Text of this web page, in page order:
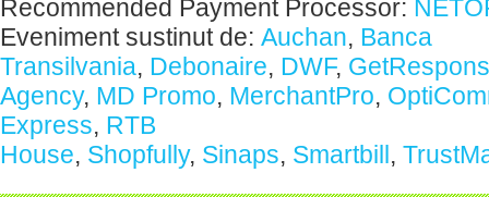
Recommended Payment Processor:
Eveniment sustinut de: Auchan, Banca
Transilvania, Debonaire, DWF,
Agency, MD Promo, MerchantPro,
Express, RTB
House, Shopfully, Sinaps, Smartbill,